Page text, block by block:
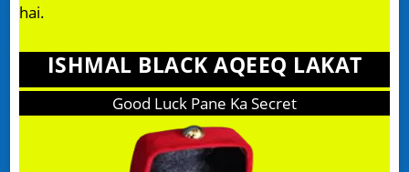
hai.
ISHMAL BLACK AQEEQ LAKAT
Good Luck Pane Ka Secret